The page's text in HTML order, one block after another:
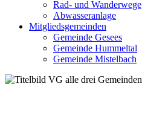
Rad- und Wanderwege
Abwasseranlage
Mitgliedsgemeinden
Gemeinde Gesees
Gemeinde Hummeltal
Gemeinde Mistelbach